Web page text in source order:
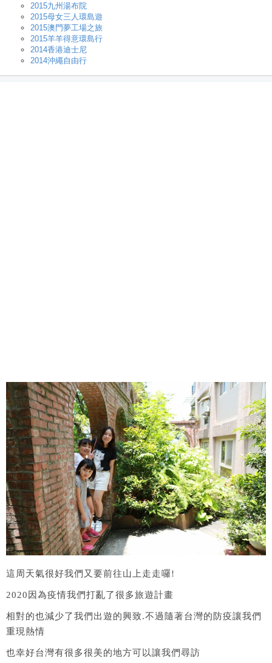
2015九州湯布院
2015母女三人環島遊
2015澳門夢工場之旅
2015羊羊得意環島行
2014香港迪士尼
2014沖繩自由行
這周天氣很好我們又要前往山上走走囉!
2020因為疫情我們打亂了很多旅遊計畫
相對的也減少了我們出遊的興致.不過隨著台灣的防疫讓我們
重現熱情
也幸好台灣有很多很美的地方可以讓我們尋訪